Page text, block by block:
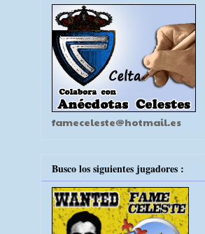
fameceleste@hotmail.es
Busco los siguientes jugadores :